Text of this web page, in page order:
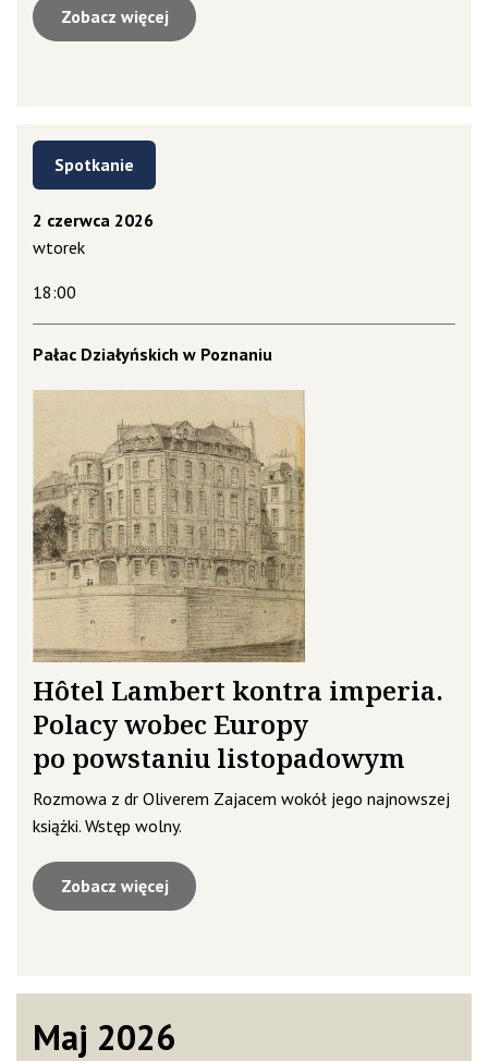
Zobacz więcej
Spotkanie
2 czerwca 2026
wtorek
18:00
Pałac Działyńskich w Poznaniu
Hôtel Lambert kontra imperia.
Polacy wobec Europy
po powstaniu listopadowym
Rozmowa z dr Oliverem Zajacem wokół jego najnowszej
książki. Wstęp wolny.
Zobacz więcej
Maj 2026